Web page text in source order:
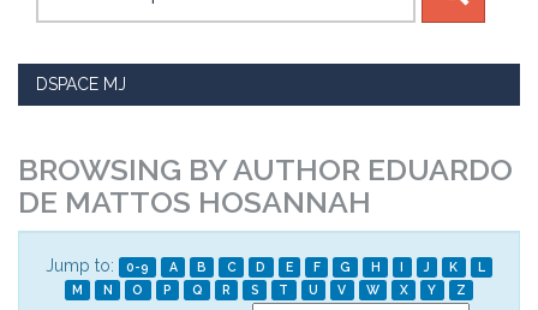
DSPACE MJ
BROWSING BY AUTHOR EDUARDO
DE MATTOS HOSANNAH
Jump to: 0-9 A B C D E F G H I J K
L
M
N O P Q R S T U V W X Y Z